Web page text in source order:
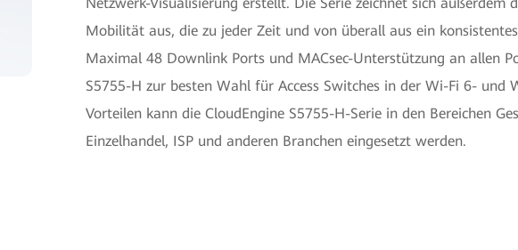
Mobilität aus, die zu jeder Zeit und von überall aus ein
Maximal 48 Downlink Ports und MACsec-Unterstützung an allen
S5755-H zur besten Wahl für Access Switches in der Wi-Fi 6- und
Vorteilen kann die CloudEngine S5755-H-Serie in den Bereichen
Einzelhandel, ISP und anderen Branchen eingesetzt werden.